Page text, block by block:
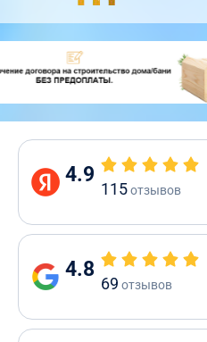
4.9
115отзывов
4.8
69 отзывов